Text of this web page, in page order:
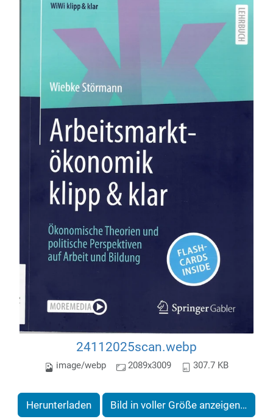
24112025scan.webp
image/webp 2089x3009 307.7 KB
Herunterladen Bild in voller Größe anzeigen…